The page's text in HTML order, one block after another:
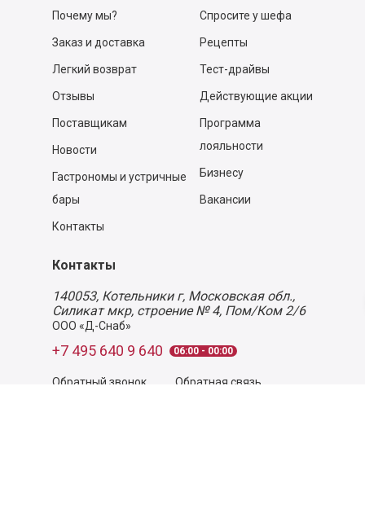
Почему мы?
Заказ и доставка
Легкий возврат
Отзывы
Поставщикам
Новости
Гастрономы и устричные
бары
Контакты
Спросите у шефа
Рецепты
Тест-драйвы
Действующие акции
Программа
лояльности
Бизнесу
Вакансии
Контакты
140053, Котельники г, Московская обл.,
Силикат мкр, строение № 4, Пом/Ком 2/6
ООО «Д-Снаб»
+7 495 640 9 640 06:00 - 00:00
Обратный звонок Обратная связь